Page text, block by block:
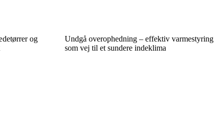
og
Undgå overophedning – effektiv varmestyring
som vej til et sundere indeklima